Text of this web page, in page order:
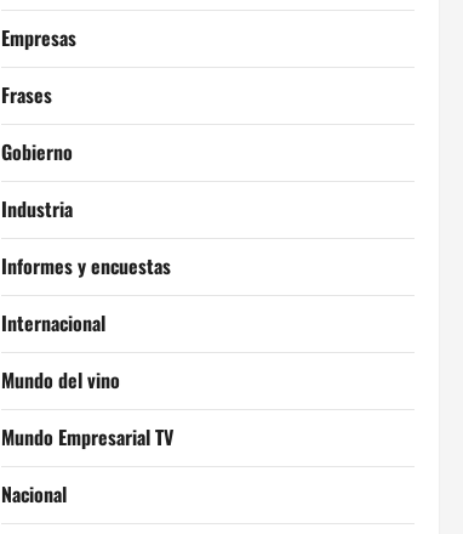
Empresas
Frases
Gobierno
Industria
Informes y encuestas
Internacional
Mundo del vino
Mundo Empresarial TV
Nacional